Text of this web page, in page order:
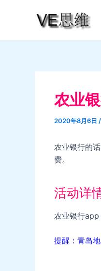
农业
2020年8月6日 /
农业银行的
费。
活动详
农业银行app
提醒：青岛